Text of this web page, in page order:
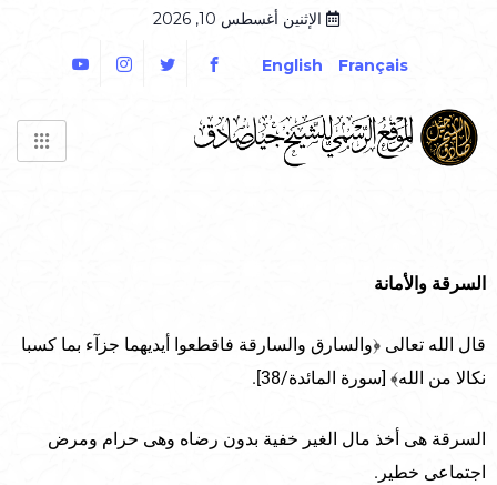
الإثنين أغسطس 10, 2026
Français
English
السرقة والأمانة
قال الله تعالى ﴿والسارق والسارقة فاقطعوا أيديهما جزآء بما كسبا
نكالا من الله﴾ [سورة المائدة/38].
السرقة هى أخذ مال الغير خفية بدون رضاه وهى حرام ومرض
اجتماعى خطير.